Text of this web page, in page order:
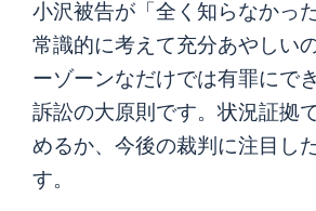
小沢被告が「全く知らなかっ
常識的に考えて充分あやしい
ーゾーンなだけでは有罪にで
訴訟の大原則です。状況証拠
めるか、今後の裁判に注目し
す。